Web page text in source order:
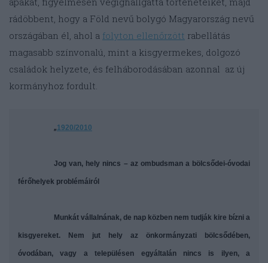
rádöbbent, hogy a Föld nevű bolygó Magyarország nevű
országában él, ahol a folyton ellenőrzött rabellátás
magasabb színvonalú, mint a kisgyermekes, dolgozó
családok helyzete, és felháborodásában azonnal az új
kormányhoz fordult.
„1920/2010
Jog van, hely nincs – az ombudsman a bölcsődei-óvodai
férőhelyek problémáiról
Munkát vállalnának, de nap közben nem tudják kire bízni a
kisgyereket. Nem jut hely az önkormányzati bölcsődében,
óvodában, vagy a településen egyáltalán nincs is ilyen, a